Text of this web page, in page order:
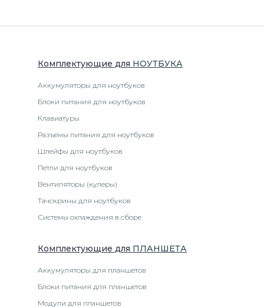
Комплектующие для НОУТБУКА
Аккумуляторы для ноутбуков
Блоки питания для ноутбуков
Клавиатуры
Разъемы питания для ноутбуков
Шлейфы для ноутбуков
Петли для ноутбуков
Вентиляторы (кулеры)
Тачскрины для ноутбуков
Системы охлаждения в сборе
Комплектующие для ПЛАНШЕТА
Аккумуляторы для планшетов
Блоки питания для планшетов
Модули для планшетов